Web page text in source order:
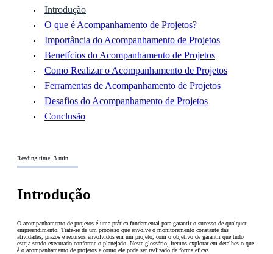
Introdução
O que é Acompanhamento de Projetos?
Importância do Acompanhamento de Projetos
Benefícios do Acompanhamento de Projetos
Como Realizar o Acompanhamento de Projetos
Ferramentas de Acompanhamento de Projetos
Desafios do Acompanhamento de Projetos
Conclusão
Reading time: 3 min
Introdução
O acompanhamento de projetos é uma prática fundamental para garantir o sucesso de qualquer
empreendimento. Trata-se de um processo que envolve o monitoramento constante das
atividades, prazos e recursos envolvidos em um projeto, com o objetivo de garantir que tudo
esteja sendo executado conforme o planejado. Neste glossário, iremos explorar em detalhes o que
é o acompanhamento de projetos e como ele pode ser realizado de forma eficaz.